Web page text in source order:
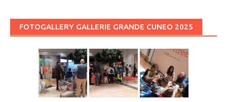
FOTOGALLERY GALLERIE GRANDE CUNEO 2025